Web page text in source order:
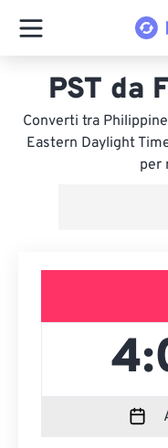
PST da
Converti tra
Eastern Daylight
per